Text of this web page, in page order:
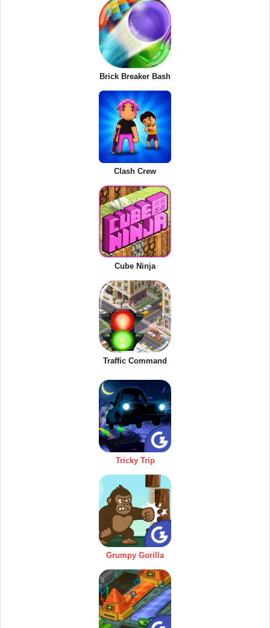
Brick Breaker Bash
Clash Crew
Cube Ninja
Traffic Command
Tricky Trip
Grumpy Gorilla